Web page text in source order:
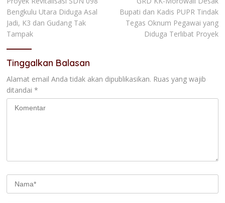
pos
Bengkulu Utara Diduga Asal
Jadi, K3 dan Gudang Tak
Tampak
Bupati dan Kadis PUPR Tindak
Tegas Oknum Pegawai yang
Diduga Terlibat Proyek
Tinggalkan Balasan
Alamat email Anda tidak akan dipublikasikan. Ruas yang wajib
ditandai *